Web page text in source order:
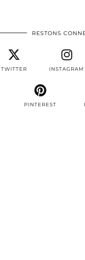
RESTONS
TWITTER INSTAGRAM
PINTEREST